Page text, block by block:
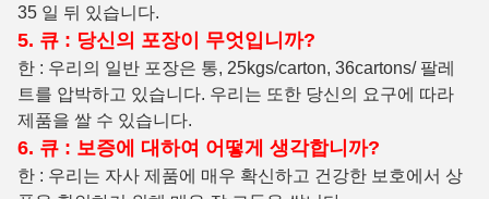
35 일 뒤 있습니다.
5. 큐 : 당신의 포장이 무엇입니까?
한 : 우리의 일반 포장은 통, 25kgs/carton, 36cartons/ 팔레
트를 압박하고 있습니다. 우리는 또한 당신의 요구에 따라
제품을 쌀 수 있습니다.
6. 큐 : 보증에 대하여 어떻게 생각합니까?
한 : 우리는 자사 제품에 매우 확신하고 건강한 보호에서 상